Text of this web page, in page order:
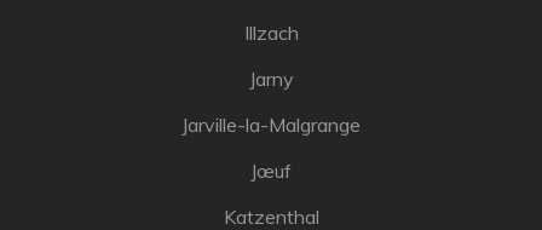
Illzach
Jarny
Jarville-la-Malgrange
Jœuf
Katzenthal